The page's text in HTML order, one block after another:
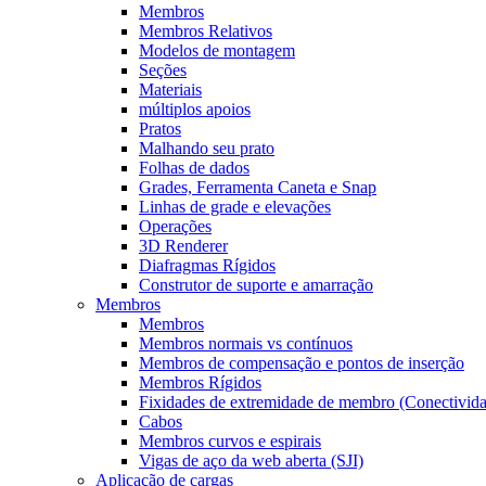
Membros
Membros Relativos
Modelos de montagem
Seções
Materiais
múltiplos apoios
Pratos
Malhando seu prato
Folhas de dados
Grades, Ferramenta Caneta e Snap
Linhas de grade e elevações
Operações
3D Renderer
Diafragmas Rígidos
Construtor de suporte e amarração
Membros
Membros
Membros normais vs contínuos
Membros de compensação e pontos de inserção
Membros Rígidos
Fixidades de extremidade de membro
Cabos
Membros curvos e espirais
Vigas de aço da web aberta (SJI)
Aplicação de cargas